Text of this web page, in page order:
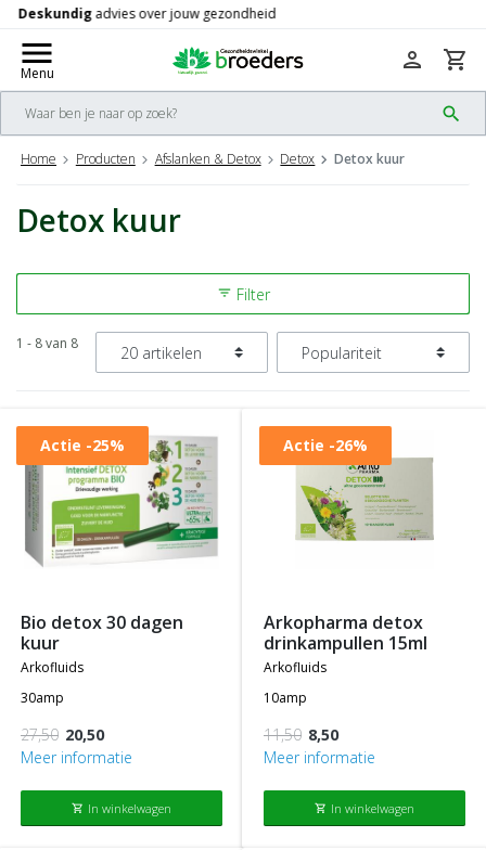
check Gratisverzending vanaf 50,-
menu
Menu
search
person shopping_cart
Home Producten Afslanken & Detox Detox Detox kuur
Detox kuur
filter_list Filter
1 - 8 van 8
Actie -25%
bio detox 30 dagen
kuur
arkofluids
30amp
27,50 20,50
Meer informatie
shopping_cart In winkelwagen
Actie -26%
arkopharma detox
drinkampullen 15ml
arkofluids
10amp
11,50 8,50
Meer informatie
shopping_cart In winkelwagen